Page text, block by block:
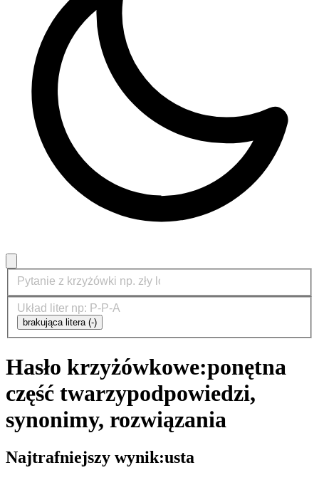
brakująca litera (-)
Hasło krzyżówkowe:ponętna
część twarzypodpowiedzi,
synonimy, rozwiązania
Najtrafniejszy wynik:usta